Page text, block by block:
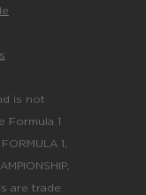
is not
Formula 1
1,
are trade